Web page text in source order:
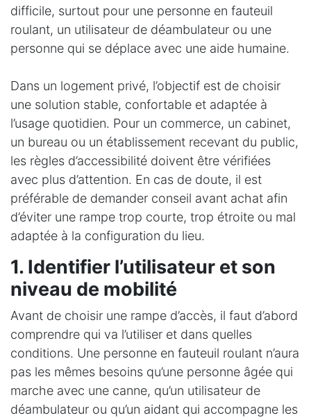
difficile, surtout pour une personne en fauteuil
roulant, un utilisateur de déambulateur ou une
personne qui se déplace avec une aide humaine.
Dans un logement privé, l’objectif est de choisir
une solution stable, confortable et adaptée à
l’usage quotidien. Pour un commerce, un cabinet,
un bureau ou un établissement recevant du public,
les règles d’accessibilité doivent être vérifiées
avec plus d’attention. En cas de doute, il est
préférable de demander conseil avant achat afin
d’éviter une rampe trop courte, trop étroite ou mal
adaptée à la configuration du lieu.
1. Identifier l’utilisateur et son
niveau de mobilité
Avant de choisir une rampe d’accès, il faut d’abord
comprendre qui va l’utiliser et dans quelles
conditions. Une personne en fauteuil roulant n’aura
pas les mêmes besoins qu’une personne âgée qui
marche avec une canne, qu’un utilisateur de
déambulateur ou qu’un aidant qui accompagne les